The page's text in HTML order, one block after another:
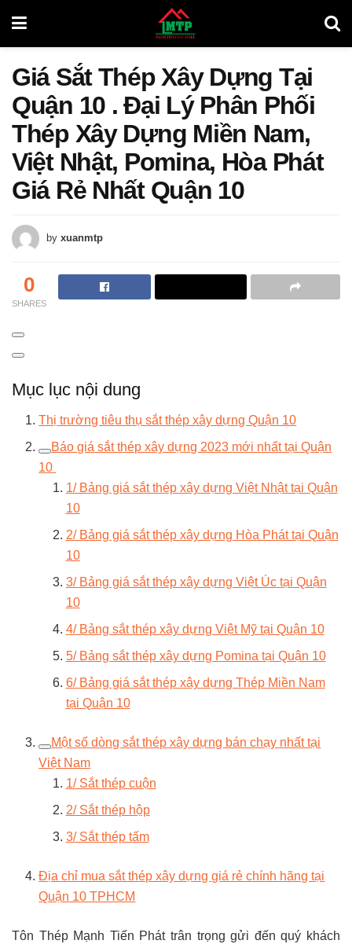
Giá Sắt Thép Xây Dựng Tại
Quận 10 . Đại Lý Phân Phối
Thép Xây Dựng Miền Nam,
Việt Nhật, Pomina, Hòa Phát
Giá Rẻ Nhất Quận 10
by xuanmtp
0
SHARES
Mục lục nội dung
Thị trường tiêu thụ sắt thép xây dựng Quận 10
Báo giá sắt thép xây dựng 2023 mới nhất tại Quận
10
1/ Bảng giá sắt thép xây dựng Việt Nhật tại Quận
10
2/ Bảng giá sắt thép xây dựng Hòa Phát tại Quận
10
3/ Bảng giá sắt thép xây dựng Việt Úc tại Quận
10
4/ Bảng sắt thép xây dựng Việt Mỹ tại Quận 10
5/ Bảng sắt thép xây dựng Pomina tại Quận 10
6/ Bảng giá sắt thép xây dựng Thép Miền Nam
tại Quận 10
Một số dòng sắt thép xây dựng bán chạy nhất tại
Việt Nam
1/ Sắt thép cuộn
2/ Sắt thép hộp
3/ Sắt thép tấm
Địa chỉ mua sắt thép xây dựng giá rẻ chính hãng tại
Quận 10 TPHCM
Tôn Thép Mạnh Tiến Phát trân trọng gửi đến quý khách